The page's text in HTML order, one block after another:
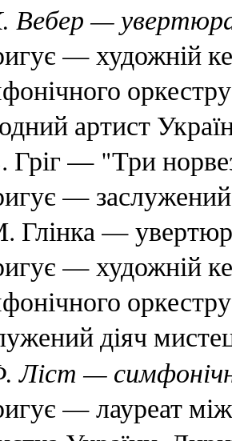
Вебер —
— художній
оркестру
артист
Гріг — "Три
— заслужений
Глінка —
— художній
діяч
Ліст —
— лауреат